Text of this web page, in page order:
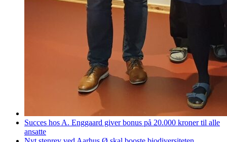
Succes hos A. Enggaard giver bonus på 20.000 kroner til alle
ansatte